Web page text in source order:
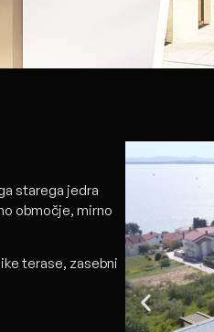
starega jedra
območje, mirno
terase, zasebni